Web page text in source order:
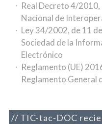
Real Decreto 4/2010,
Nacional de
Ley 34/2002, de 11
Sociedad de la
Electrónico
Reglamento (UE)
Reglamento General
TIC-tac-DOC